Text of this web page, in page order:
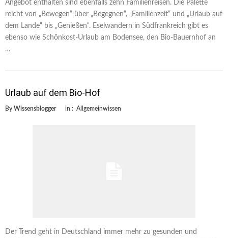
Angebot enthalten sind ebenfalls zehn Familienreisen. Die Palette
reicht von „Bewegen“ über „Begegnen“, „Familienzeit“ und „Urlaub auf
dem Lande“ bis „Genießen“. Eselwandern in Südfrankreich gibt es
ebenso wie Schönkost-Urlaub am Bodensee, den Bio-Bauernhof an
…
Urlaub auf dem Bio-Hof
By Wissensblogger in : Allgemeinwissen
Der Trend geht in Deutschland immer mehr zu gesunden und